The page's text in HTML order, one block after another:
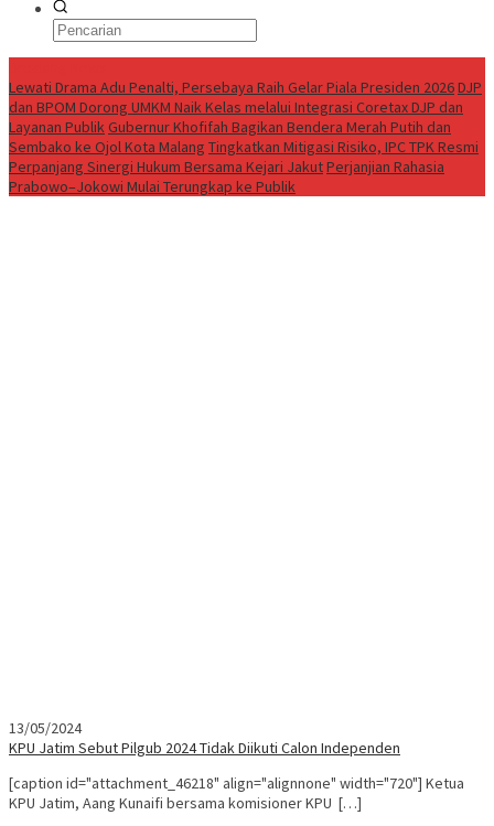
Lewati Drama Adu Penalti, Persebaya Raih Gelar Piala Presiden 2026DJP
dan BPOM Dorong UMKM Naik Kelas melalui Integrasi Coretax DJP dan
Layanan PublikGubernur Khofifah Bagikan Bendera Merah Putih dan
Sembako ke Ojol Kota Malang Tingkatkan Mitigasi Risiko, IPC TPK Resmi
Perpanjang Sinergi Hukum Bersama Kejari JakutPerjanjian Rahasia
Prabowo–Jokowi Mulai Terungkap ke Publik
13/05/2024
KPU Jatim Sebut Pilgub 2024 Tidak Diikuti Calon Independen
[caption id="attachment_46218" align="alignnone" width="720"] Ketua
KPU Jatim, Aang Kunaifi bersama komisioner KPU […]